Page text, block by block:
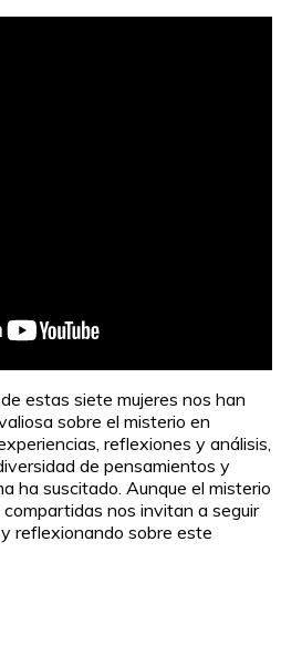
estas siete mujeres nos han
sobre el misterio en
reflexiones y análisis,
de pensamientos y
ha suscitado. Aunque el misterio
nos invitan a seguir
reflexionando sobre este